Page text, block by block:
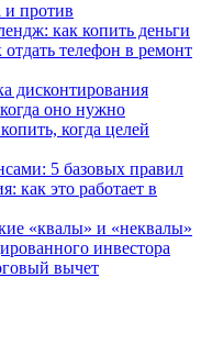
и против
как копить деньги
телефон в ремонт
дисконтирования
оно нужно
когда целей
5 базовых правил
как это работает в
«квалы» и «неквалы»
инвестора
вычет